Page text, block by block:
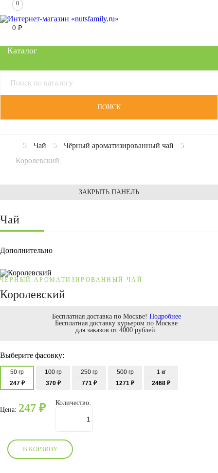
0
0 ₽
Каталог
ПОИСК
Чай
Чёрный ароматизированный чай
Королевский
ЗАКРЫТЬ ПАНЕЛЬ
Чай
Дополнительно
ЧЁРНЫЙ АРОМАТИЗИРОВАННЫЙ ЧАЙ
Королевский
Бесплатная доставка по Москве! Подробнее
Бесплатная доставку курьером по Москве
для заказов от 4000 рублей.
Выберите фасовку:
50 гр
247 ₽
100 гр
370 ₽
250 гр
771 ₽
500 гр
1271 ₽
1 кг
2468 ₽
Цена: 247 ₽ Количество:
В КОРЗИНУ